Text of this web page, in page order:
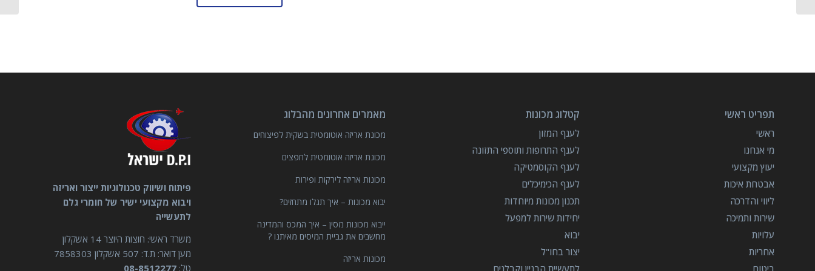
תפריט ראשי
ראשי
מי אנחנו
יעוץ מקצועי
אבטחת איכות
ליווי והדרכה
שירות ותמיכה
עלויות
אחריות
ביטוח
קטלוג מכונות
לענף המזון
לענף התרופות ותוספי התזונה
לענף הקוסמטיקה
לענף הכימיכלים
תכנון מכונות מיוחדות
יחידות שירות למפעל
יבוא
יצור בחו"ל
לתעשיית הבניין וקבלנים
מאמרים אחרונים מהבלוג
מכונת אריזה אוטומטית בשקית לפיצוחים
מכונת אריזה אוטומטית לחפצים
מכונות אריזה לירקות ופירות
יבוא מכונות – איך תגלו מתחזים?
ייבוא מכונות מסין – איך המכס והמדינה
מחשבים את גביית המיסים מאיתנו ?
מכונות אריזה
פיתוח ושיווק טכנולוגיות ייצור ואריזה
ויבוא מקצועי ישיר של חומרי גלם
לתעשייה
משרד ראשי: חוצות היוצר 14 אשקלון
מען דואר: ת.ד: 507 אשקלון 7858303
טל: 08-8512277